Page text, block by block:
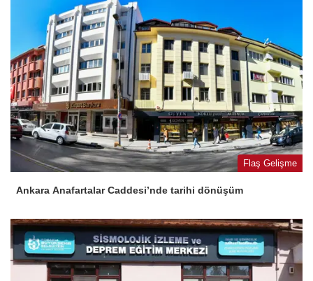
Flaş Gelişme
Ankara Anafartalar Caddesi’nde tarihi dönüşüm